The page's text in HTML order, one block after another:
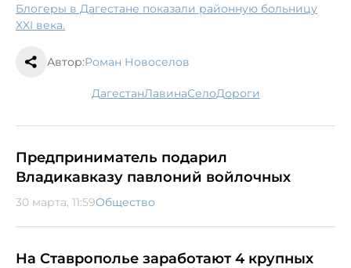
Блогеры в Дагестане показали районную больницу
XXI века.
Автор:Роман Новоселов
Дагестан лавина село дороги
Предприниматель подарил
Владикавказу павлоний войлочных
30 марта, 11:59Общество
На Ставрополье заработают 4 крупных